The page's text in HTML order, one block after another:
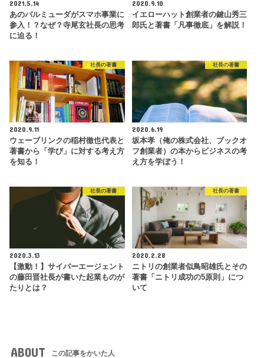
2021.5.14
あのバルミューダがスマホ事業に
参入！？なぜ？寺尾玄社長の思考
に迫る！
2020.9.10
イエローハット創業者の鍵山秀三
郎氏と著書「凡事徹底」を解説！
社長の著書
2020.9.11
ウェーブリンクの稲村徹也代表と
著書から「学び」に対する考え方
を知る！
社長の著書
2020.6.19
坂本孝（俺の株式会社、ブックオ
フ創業者）の本からビジネスの考
え方を学ぼう！
社長の著書
2020.3.13
【激動！】サイバーエージェント
の藤田晋社長が書いた起業ものが
たりとは？
社長の著書
2020.2.28
ニトリの創業者似鳥昭雄氏とその
著書「ニトリ成功の5原則」につ
いて
ABOUT この記事をかいた人